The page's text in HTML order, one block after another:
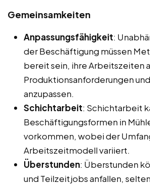
Gemeinsamkeiten
Anpassungsfähigkeit:
der Beschäftigung müssen
bereit sein, ihre Arbeitszeiten
Produktionsanforderungen
anzupassen.
Schichtarbeit: Schichtarbeit
Beschäftigungsformen in
vorkommen, wobei der
Arbeitszeitmodell variiert.
Überstunden: Überstunden
und Teilzeitjobs anfallen,